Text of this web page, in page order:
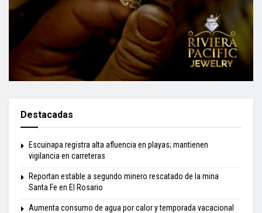
Destacadas
Escuinapa registra alta afluencia en playas; mantienen
vigilancia en carreteras
Reportan estable a segundo minero rescatado de la mina
Santa Fe en El Rosario
Aumenta consumo de agua por calor y temporada vacacional